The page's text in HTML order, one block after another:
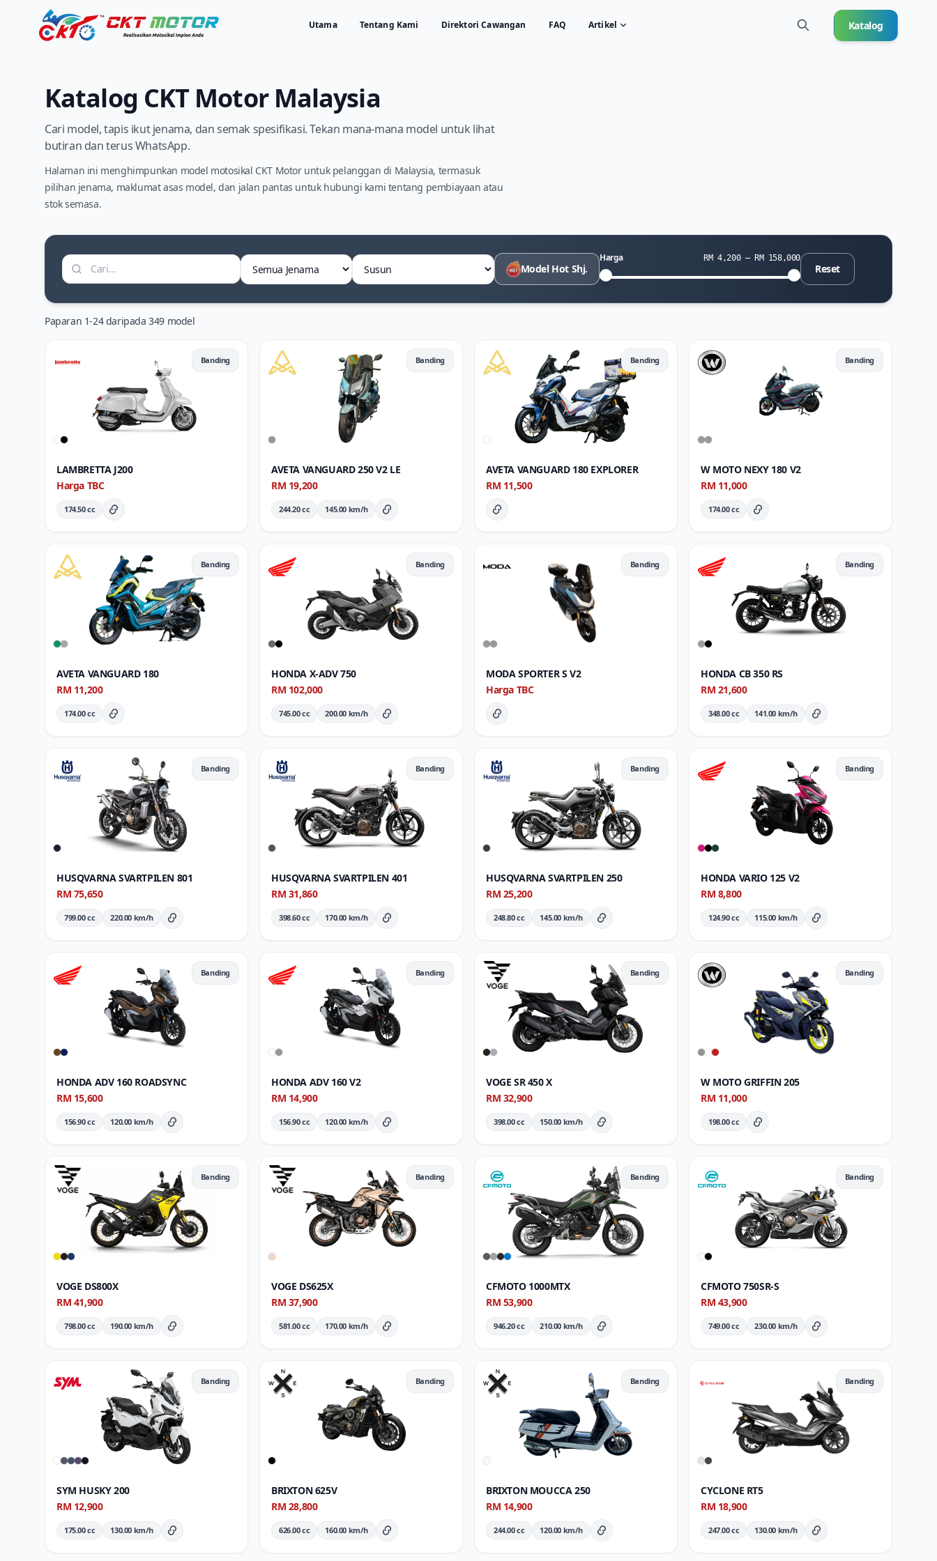
Utama Tentang Kami Direktori Cawangan FAQ Artikel Katalog
Katalog CKT Motor Malaysia
Cari model, tapis ikut jenama, dan semak spesifikasi. Tekan mana-mana model untuk lihat
butiran dan terus WhatsApp.
Halaman ini menghimpunkan model motosikal CKT Motor untuk pelanggan di Malaysia, termasuk
pilihan jenama, maklumat asas model, dan jalan pantas untuk hubungi kami tentang pembiayaan atau
stok semasa.
Cari motosikal Tapis jenama Susun Model Hot Shj.
Harga RM 4,200 — RM 158,000
Harga minimum
Harga maksimum
Reset
Paparan 1-24 daripada 349 model
Banding
LAMBRETTA J200
Harga TBC
174.50 cc Butiran Penuh
Banding
AVETA VANGUARD 250 V2 LE
RM 19,200
244.20 cc 145.00 km/h Butiran Penuh
Banding
AVETA VANGUARD 180 EXPLORER
RM 11,500
Butiran Penuh
Banding
W MOTO NEXY 180 V2
RM 11,000
174.00 cc Butiran Penuh
Banding
AVETA VANGUARD 180
RM 11,200
174.00 cc Butiran Penuh
Banding
HONDA X-ADV 750
RM 102,000
745.00 cc 200.00 km/h Butiran Penuh
Banding
MODA SPORTER S V2
Harga TBC
Butiran Penuh
Banding
HONDA CB 350 RS
RM 21,600
348.00 cc 141.00 km/h Butiran Penuh
Banding
HUSQVARNA SVARTPILEN 801
RM 75,650
799.00 cc 220.00 km/h Butiran Penuh
Banding
HUSQVARNA SVARTPILEN 401
RM 31,860
398.60 cc 170.00 km/h Butiran Penuh
Banding
HUSQVARNA SVARTPILEN 250
RM 25,200
248.80 cc 145.00 km/h Butiran Penuh
Banding
HONDA VARIO 125 V2
RM 8,800
124.90 cc 115.00 km/h Butiran Penuh
Banding
HONDA ADV 160 ROADSYNC
RM 15,600
156.90 cc 120.00 km/h Butiran Penuh
Banding
HONDA ADV 160 V2
RM 14,900
156.90 cc 120.00 km/h Butiran Penuh
Banding
VOGE SR 450 X
RM 32,900
398.00 cc 150.00 km/h Butiran Penuh
Banding
W MOTO GRIFFIN 205
RM 11,000
198.00 cc Butiran Penuh
Banding
VOGE DS800X
RM 41,900
798.00 cc 190.00 km/h Butiran Penuh
Banding
VOGE DS625X
RM 37,900
581.00 cc 170.00 km/h Butiran Penuh
Banding
CFMOTO 1000MTX
RM 53,900
946.20 cc 210.00 km/h Butiran Penuh
Banding
CFMOTO 750SR-S
RM 43,900
749.00 cc 230.00 km/h Butiran Penuh
Banding
SYM HUSKY 200
RM 12,900
175.00 cc 130.00 km/h Butiran Penuh
Banding
BRIXTON 625V
RM 28,800
626.00 cc 160.00 km/h Butiran Penuh
Banding
BRIXTON MOUCCA 250
RM 14,900
244.00 cc 120.00 km/h Butiran Penuh
Banding
CYCLONE RT5
RM 18,900
247.00 cc 130.00 km/h Butiran Penuh